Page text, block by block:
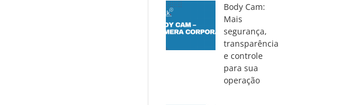
Body Cam:
Mais
segurança,
transparência
e controle
para sua
operação